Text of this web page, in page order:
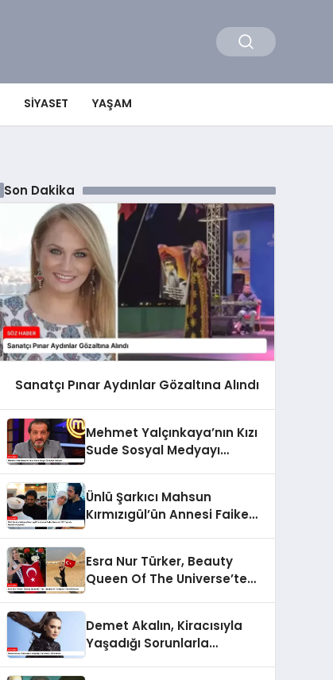
SIYASET YAŞAM
Son Dakika
Sanatçı Pınar Aydınlar Gözaltına Alındı
Mehmet Yalçınkaya’nın Kızı
Sude Sosyal Medyayı
Ünlü Şarkıcı Mahsun
Kırmızıgül’ün Annesi Faike
Esra Nur Türker, Beauty
Queen Of The Universe’te
Demet Akalın, Kiracısıyla
Yaşadığı Sorunlarla